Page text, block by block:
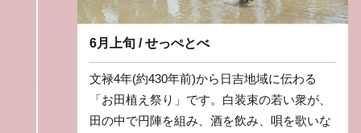
6月上旬 / せっぺとべ
文禄4年(約430年前)から日吉地域に伝わる
「お田植え祭り」です。白装束の若い衆が、
田の中で円陣を組み、酒を飲み、唄を歌いな